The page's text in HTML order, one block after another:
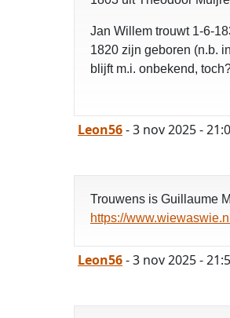
Jan Willem trouwt 1-6-
1820 zijn geboren (n.b.
blijft m.i. onbekend,
Leon56- 3 nov 2025 -
Trouwens is Guillaume
https://
Leon56- 3 nov 2025 -